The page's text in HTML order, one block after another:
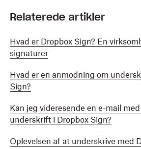
Relaterede artikler
Hvad er Dropbox Sign? En
signaturer
Hvad er en anmodning om
Sign?
Kan jeg videresende en e-mail
underskrift i Dropbox Sign?
Oplevelsen af at underskrive med